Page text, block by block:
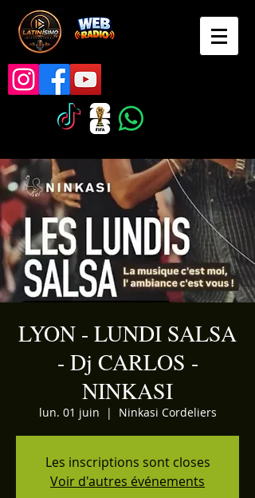
LYON - LUNDI SALSA
- Dj CARLOS -
NINKASI
lun. 01 juin
  |
Ninkasi Cordeliers
Les inscriptions sont closes
Voir d'autres événements